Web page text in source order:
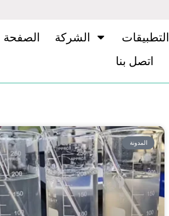
الصفحة الشركة التطبيقات
اتصل بنا
المدونة